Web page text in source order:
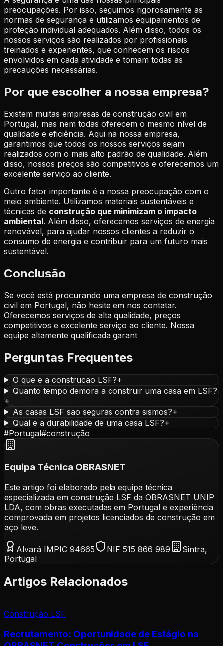
preocupações. Por isso, seguimos rigorosamente as
normas de segurança e utilizamos equipamentos de
proteção individual adequados. Além disso, todos os
nossos serviços são realizados por profissionais
treinados e experientes, que conhecem os riscos
envolvidos em cada atividade e tomam todas as
precauções necessárias.
Por que escolher a nossa empresa?
Existem muitas empresas de construção civil em
Portugal, mas nem todas oferecem o mesmo nível de
qualidade e eficiência. Aqui na nossa empresa,
garantimos que todos os nossos serviços sejam
realizados com o mais alto padrão de qualidade. Além
disso, nossos preços são competitivos e oferecemos um
excelente serviço ao cliente.
Outro fator importante é a nossa preocupação com o
meio ambiente. Utilizamos materiais sustentáveis e
técnicas de construção que minimizam o impacto
ambiental. Além disso, oferecemos serviços de energia
renovável, para ajudar nossos clientes a reduzir o
consumo de energia e contribuir para um futuro mais
sustentável.
Conclusão
Se você está procurando uma empresa de construção
civil em Portugal, não hesite em nos contatar.
Oferecemos serviços de alta qualidade, preços
competitivos e excelente serviço ao cliente. Nossa
equipe altamente qualificada garant
Perguntas Frequentes
O que e a construcao LSF?+
Quanto tempo demora a construir uma casa em LSF?
+
As casas LSF sao seguras contra sismos?+
Qual e a durabilidade de uma casa LSF?+
#Portugal#construção
Equipa Técnica OBRASNET
Este artigo foi elaborado pela equipa técnica
especializada em construção LSF da OBRASNET UNIP
LDA, com obras executadas em Portugal e experiência
comprovada em projetos licenciados de construção em
aço leve.
Alvará IMPIC 94665 NIF 515 866 989
Sintra,
Portugal
Artigos Relacionados
Construção LSF
Recrutamento: Oportunidade de Estágio na